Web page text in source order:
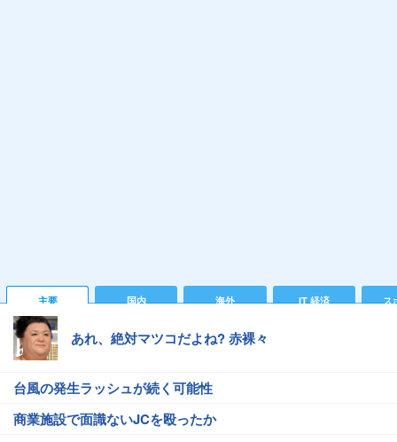
主要 国内 海外 IT 経済 ス
あれ、絶対マツコだよね? 赤裸々
台風の発生ラッシュが続く可能性
商業施設で面識ないJCを殴ったか